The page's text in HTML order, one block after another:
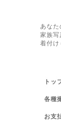
あなた
家族写
着付け
トッ
各種
お支